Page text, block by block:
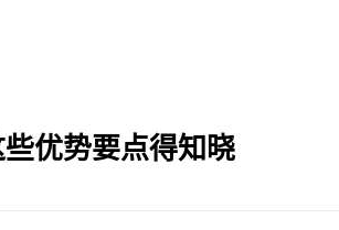
优势要点得知晓